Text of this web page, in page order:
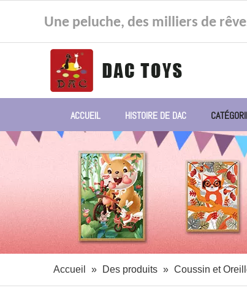
Une peluche, des milliers de
ACCUEIL HISTOIRE DE DAC
Accueil » Des produits » Coussin et